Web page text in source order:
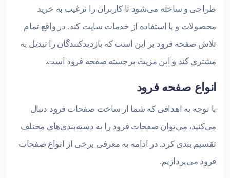
طراحی و ساخته می‌شود تا کاربران را ترغیب به خرید
محصولات و یا استفاده از خدمات سایت کند. در واقع تمام
تلاش صفحه فرود بر این است که بازدیدکنندگان را تبدیل به
مشتری کند و این مزیت برجسته صفحه فرود است.
انواع صفحه فرود
با توجه به اهدافی که شما از ساخت صفحات فرود دنبال
می‌کنید، می‌توان صفحات فرود را به دسته‌بندی‌های مختلف
تقسیم بندی کرد. در ادامه به معرفی برخی از انواع صفحات
فرود می‌پردازیم.